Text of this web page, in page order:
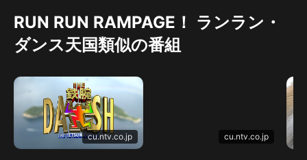
RUN RUN RAMPAGE！ ランラン・
ダンス天国類似の番組
cu.ntv.co.jp cu.ntv.co.jp